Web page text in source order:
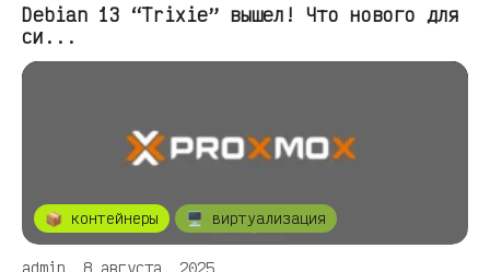
Debian 13 “Trixie” вышел! Что нового для
си...
📦 контейнеры 🖥️ виртуализация